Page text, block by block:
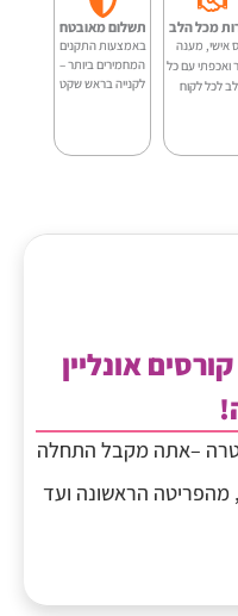
מכל הלב
אישי, מענה
ואכפתי עם כל
לכל לקוח
תשלום מאובטח
באמצעות התקנים
המחמירים ביותר –
לקנייה בראש שקט
אונליין
–אתה מקבל התחלה
הראשונה ועד